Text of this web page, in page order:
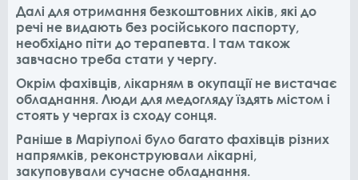
Далі для отримання безкоштовних ліків, які до
речі не видають без російського паспорту,
необхідно піти до терапевта. І там також
завчасно треба стати у чергу.
Окрім фахівців, лікарням в окупації не вистачає
обладнання. Люди для медогляду їздять містом і
стоять у чергах із сходу сонця.
Раніше в Маріуполі було багато фахівців різних
напрямків, реконструювали лікарні,
закуповували сучасне обладнання.